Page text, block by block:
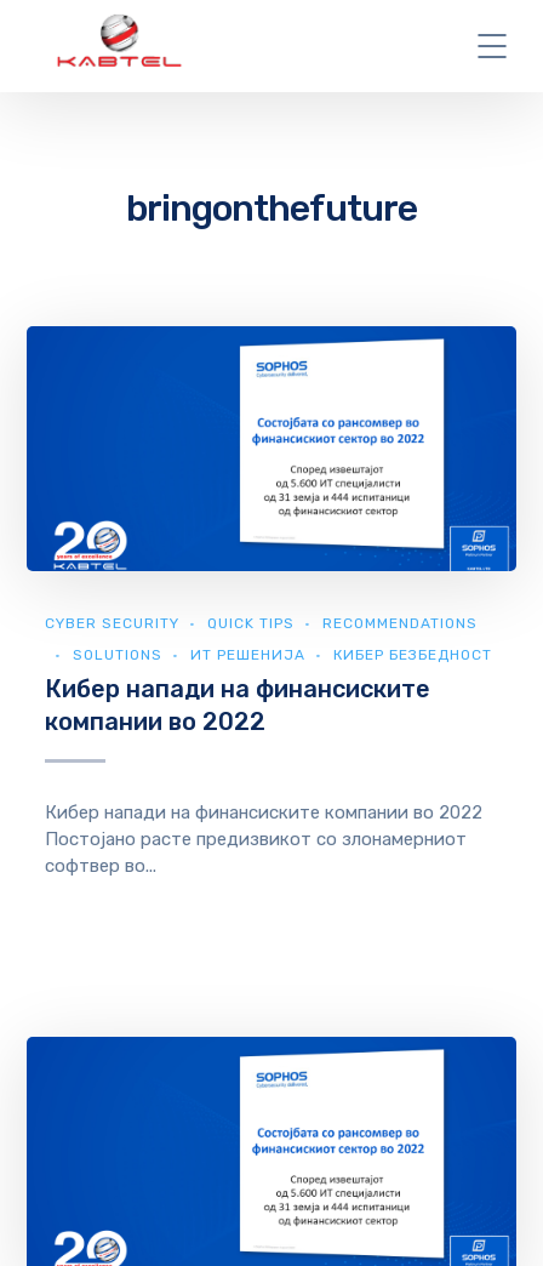
bringonthefuture
CYBER SECURITY QUICK TIPS
RECOMMENDATIONS
SOLUTIONS
ИТ РЕШЕНИЈА КИБЕР БЕЗБЕДНОСТ
Кибер напади на финансиските
компании во 2022
Кибер напади на финансиските компании во 2022
Постојано расте предизвикот со злонамерниот
софтвер во...